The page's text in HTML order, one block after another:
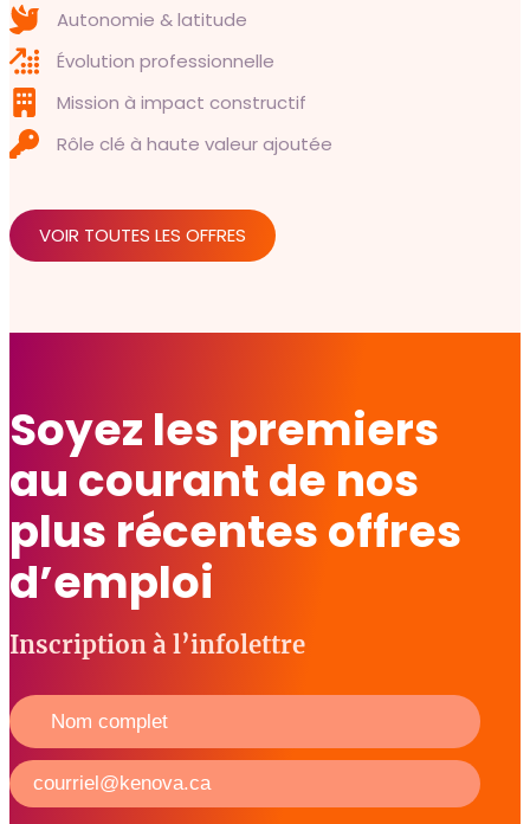
Autonomie & latitude
Évolution professionnelle
Mission à impact constructif
Rôle clé à haute valeur ajoutée
VOIR TOUTES LES OFFRES
Soyez les premiers
au courant de nos
plus récentes offres
d’emploi
Inscription à l’infolettre